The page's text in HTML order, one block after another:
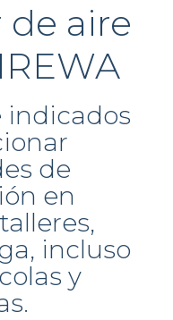
de aire
indicados
de
en
incluso
y